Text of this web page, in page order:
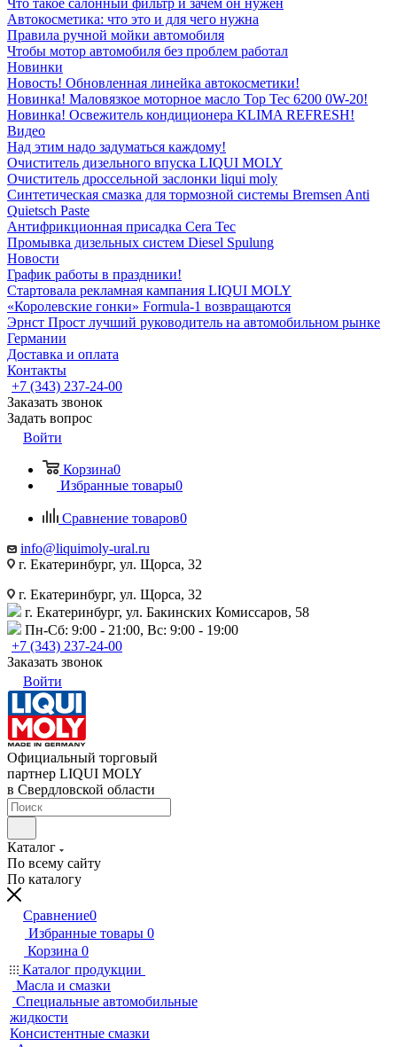
Что такое салонный фильтр и зачем он нужен
Автокосметика: что это и для чего нужна
Правила ручной мойки автомобиля
Чтобы мотор автомобиля без проблем работал
Новинки
Новость! Обновленная линейка автокосметики!
Новинка! Маловязкое моторное масло Top Tec 6200 0W-20!
Новинка! Освежитель кондиционера KLIMA REFRESH!
Видео
Над этим надо задуматься каждому!
Очиститель дизельного впуска LIQUI MOLY
Очиститель дроссельной заслонки liqui moly
Синтетическая смазка для тормозной системы Bremsen Anti
Quietsch Paste
Антифрикционная присадка Cera Tec
Промывка дизельных систем Diesel Spulung
Новости
График работы в праздники!
Стартовала рекламная кампания LIQUI MOLY
«Королевские гонки» Formula-1 возвращаются
Эрнст Прост лучший руководитель на автомобильном рынке
Германии
Доставка и оплата
Контакты
+7 (343) 237-24-00
Заказать звонок
Задать вопрос
Войти
Корзина0
Избранные товары0
Сравнение товаров0
info@liquimoly-ural.ru
г. Екатеринбург, ул. Щорса, 32
г. Екатеринбург, ул. Щорса, 32
г. Екатеринбург, ул. Бакинских Комиссаров, 58
Пн-Сб: 9:00 - 21:00, Вс: 9:00 - 19:00
+7 (343) 237-24-00
Заказать звонок
Войти
Официальный торговый
партнер LIQUI MOLY
в Свердловской области
Каталог
По всему сайту
По каталогу
Сравнение0
Избранные товары 0
Корзина 0
Каталог продукции
Масла и смазки
Специальные автомобильные
жидкости
Консистентные смазки